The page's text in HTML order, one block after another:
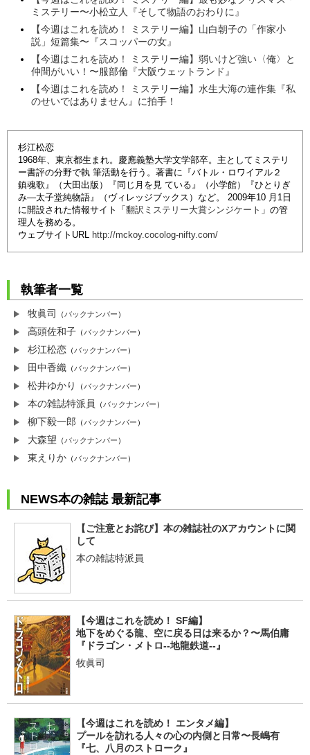
ミステリー〜小松立人『そして物語のおわりに』
【今週はこれを読め！ ミステリー編】山白朝子の「作家小
説」短篇集〜『スコッパーの女』
【今週はこれを読め！ ミステリー編】弱いけど強い〈俺〉と
仲間がいい！〜服部倫『大阪ウェットランド』
【今週はこれを読め！ ミステリー編】水生大海の連作集『私
のせいではありません』に拍手！
杉江松恋
1968年、東京都生まれ。慶應義塾大学文学部卒。主としてミステリ
ー書評の分野で執 筆活動を行う。著書に『バトル・ロワイアル２
鎮魂歌』（大田出版）『同じ月を見 ている』（小学館）『ひとりぎ
み―太子堂純物語』（ヴィレッジブックス）など。 2009年10 月1日
に開設された情報サイト「 翻訳ミステリー大賞シンジケート 」の管
理人を務める。
ウェブサイトURL
http://mckoy.cocolog-nifty.com/
執筆者一覧
牧眞司 （バックナンバー）
高頭佐和子 （バックナンバー）
杉江松恋 （バックナンバー）
田中香織 （バックナンバー）
松井ゆかり （バックナンバー）
本の雑誌特派員 （バックナンバー）
柳下毅一郎 （バックナンバー）
大森望 （バックナンバー）
東えりか （バックナンバー）
NEWS本の雑誌 最新記事
【ご注意とお詫び】本の雑誌社のXアカウントに関
して
本の雑誌特派員
【今週はこれを読め！ SF編】
地下をめぐる龍、空に戻る日は来るか？〜馬伯庸
『ドラゴン・メトロ--地龍鉄道--』
牧眞司
【今週はこれを読め！ エンタメ編】
プールを訪れる人々の心の内側と日常〜長嶋有
『七、八月のストローク』